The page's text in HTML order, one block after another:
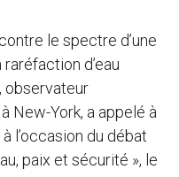
le spectre d’une
d’eau
observateur
New-York, a appelé à
l’occasion du débat
paix et sécurité », le